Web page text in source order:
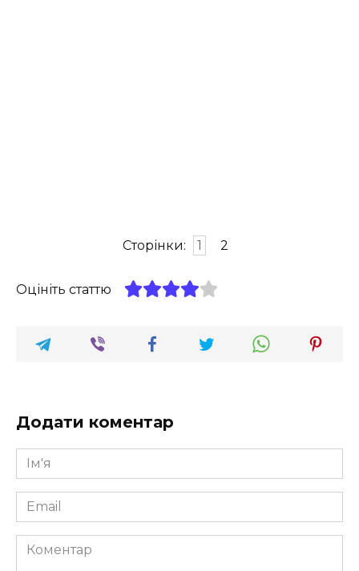
Сторінки: 1 2
Оцініть статтю
Додати коментар
Ім'я
*
Email
*
Коментар